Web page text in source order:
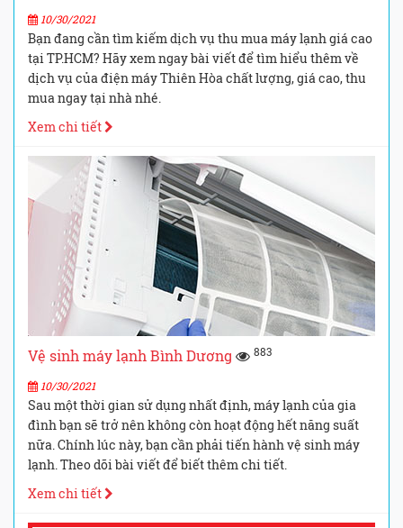
10/30/2021
Bạn đang cần tìm kiếm dịch vụ thu mua máy lạnh giá cao
tại TP.HCM? Hãy xem ngay bài viết để tìm hiểu thêm về
dịch vụ của điện máy Thiên Hòa chất lượng, giá cao, thu
mua ngay tại nhà nhé.
Xem chi tiết
Vệ sinh máy lạnh Bình Dương 883
10/30/2021
Sau một thời gian sử dụng nhất định, máy lạnh của gia
đình bạn sẽ trở nên không còn hoạt động hết năng suất
nữa. Chính lúc này, bạn cần phải tiến hành vệ sinh máy
lạnh. Theo dõi bài viết để biết thêm chi tiết.
Xem chi tiết